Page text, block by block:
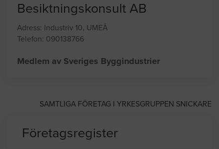
Besiktningskonsult AB
Adress: Industriv 10, UMEÅ
Telefon: 090138766
Medlem av Sveriges Byggindustrier
SAMTLIGA FÖRETAG I YRKESGRUPPEN SNICKARE
Företagsregister